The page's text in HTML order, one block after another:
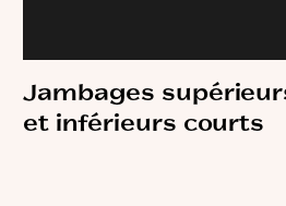
Jambages
et inférieurs courts